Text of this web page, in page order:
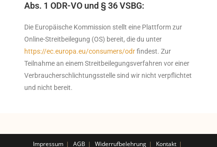
Abs. 1 ODR-VO und § 36 VSBG:
Die Europäische Kommission stellt eine Plattform zur
Online-Streitbeilegung (OS) bereit, die du unter
https://ec.europa.eu/consumers/odrfindest. Zur
Teilnahme an einem Streitbeilegungsverfahren vor einer
Verbraucherschlichtungsstelle sind wir nicht verpflichtet
und nicht bereit.
Impressum AGB Widerrufbelehrung Kontakt